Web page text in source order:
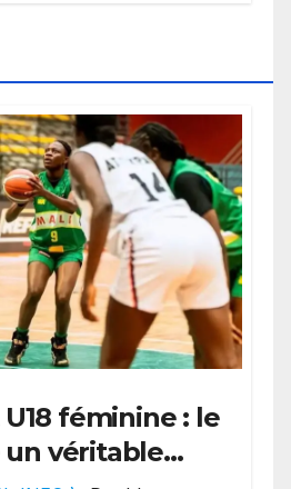
féminine : le
un véritable